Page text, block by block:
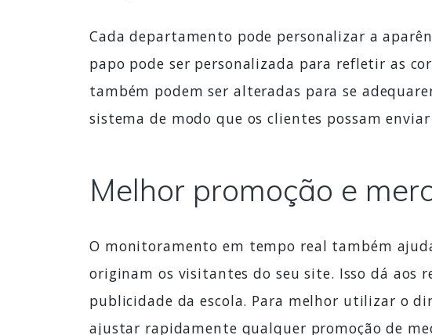
Cada departamento pode personalizar a
papo pode ser personalizada para refletir as
também podem ser alteradas para se
sistema de modo que os clientes possam
Melhor promoção e
O monitoramento em tempo real também
originam os visitantes do seu site. Isso dá aos
publicidade da escola. Para melhor utilizar o
ajustar rapidamente qualquer promoção de